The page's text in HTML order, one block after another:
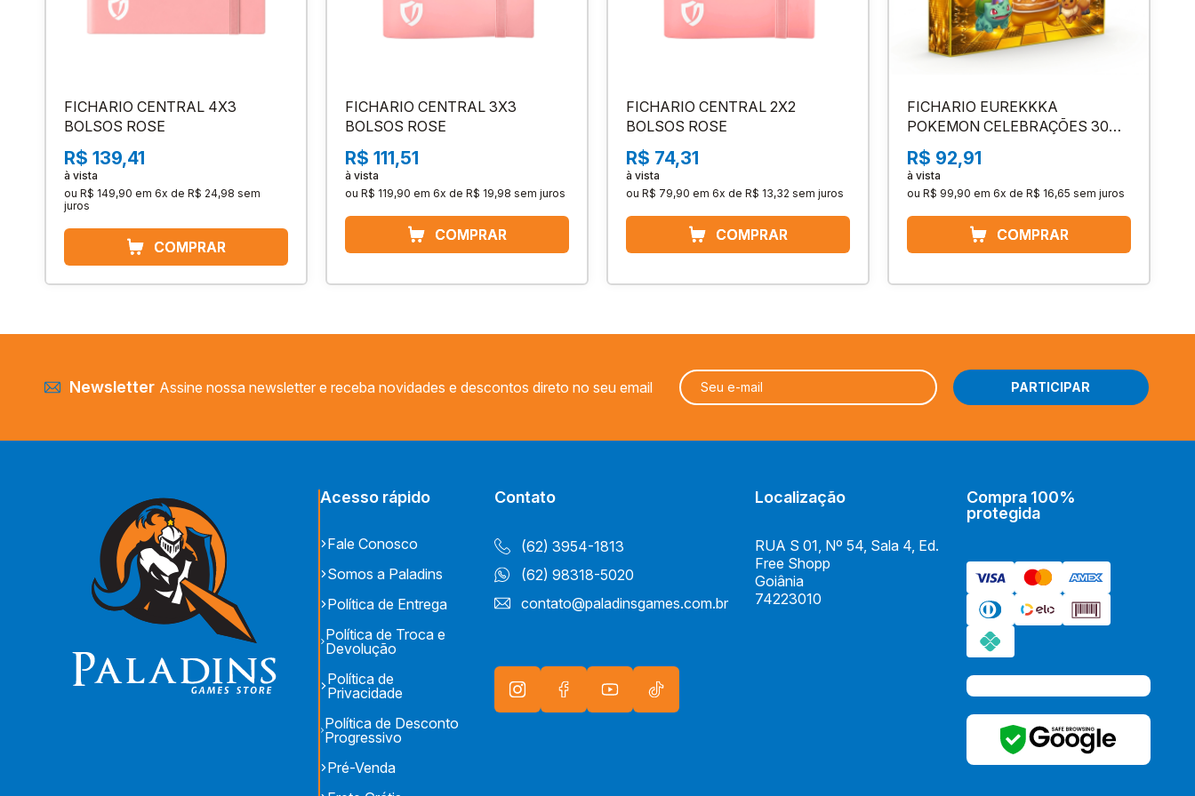
FICHARIO CENTRAL 4X3
BOLSOS ROSE
R$ 139,41
à vista
ou R$ 149,90 em 6x de R$ 24,98 sem
juros
FICHARIO CENTRAL 3X3
BOLSOS ROSE
R$ 111,51
à vista
ou R$ 119,90 em 6x de R$ 19,98 sem juros
FICHARIO CENTRAL 2X2
BOLSOS ROSE
R$ 74,31
à vista
ou R$ 79,90 em 6x de R$ 13,32 sem juros
FICHARIO EUREKKKA
POKEMON CELEBRAÇÕES 30
ANOS (9 BOLSOS)
R$ 92,91
à vista
ou R$ 99,90 em 6x de R$ 16,65 sem juros
Newsletter Assine nossa newsletter e receba novidades e descontos direto no seu email
Acesso rápido
Fale Conosco
Somos a Paladins
Política de Entrega
Política de Troca e
Devolução
Política de
Privacidade
Política de Desconto
Progressivo
Pré-Venda
Contato
(62) 3954-1813
(62) 98318-5020
contato@paladinsgames.com.br
Localização
RUA S 01, Nº 54, Sala 4, Ed.
Free Shopp
Goiânia
74223010
Compra 100%
protegida